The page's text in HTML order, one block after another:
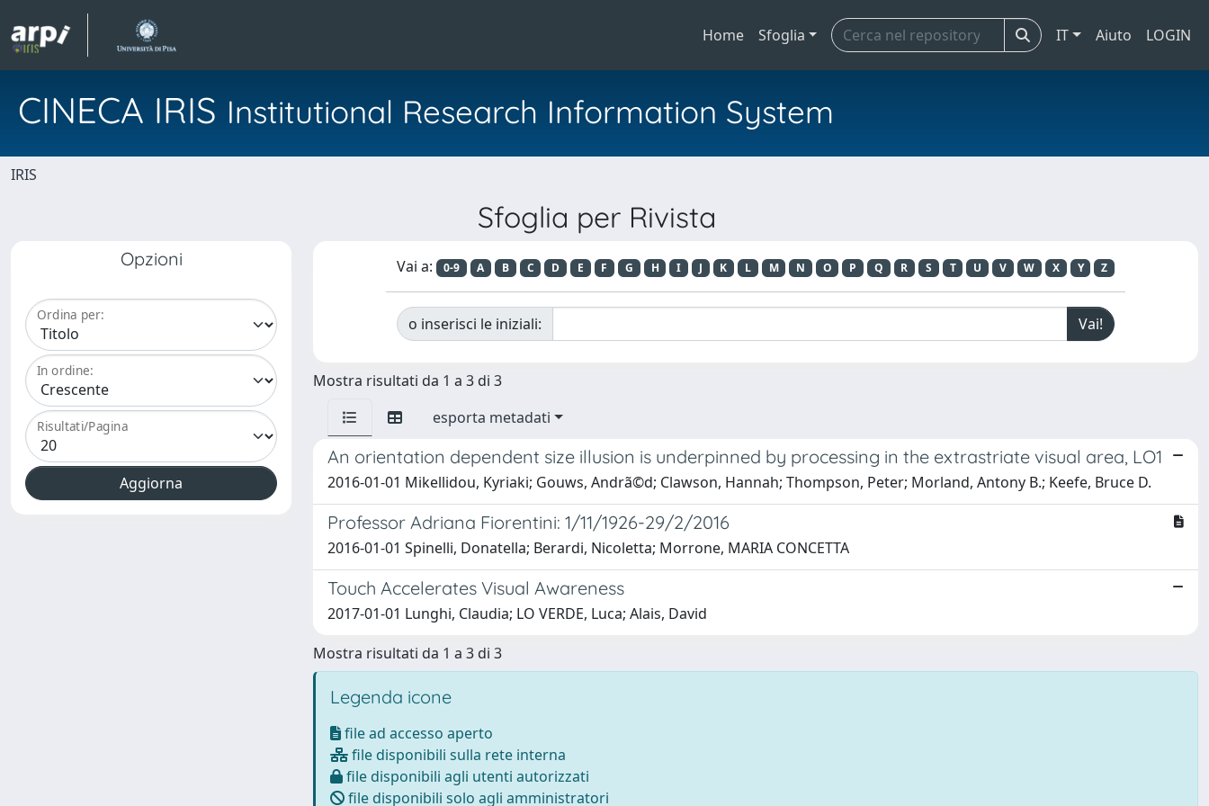
Home Sfoglia IT Aiuto LOGIN
CINECA IRIS Institutional Research Information System
IRIS
Sfoglia per Rivista
Opzioni
Ordina per:
In ordine:
Risultati/Pagina
Vai a: 0-9 A B C D E F G H I J K L M N O P Q R S T U V W X Y Z
o inserisci le iniziali:
Mostra risultati da 1 a 3 di 3
esporta metadati
An orientation dependent size illusion is underpinned by processing in the extrastriate visual area, LO1
2016-01-01 Mikellidou, Kyriaki; Gouws, Andrã©d; Clawson, Hannah; Thompson, Peter; Morland, Antony B.; Keefe, Bruce D.
Professor Adriana Fiorentini: 1/11/1926-29/2/2016
2016-01-01 Spinelli, Donatella; Berardi, Nicoletta; Morrone, MARIA CONCETTA
Touch Accelerates Visual Awareness
2017-01-01 Lunghi, Claudia; LO VERDE, Luca; Alais, David
Mostra risultati da 1 a 3 di 3
Legenda icone
file ad accesso aperto
file disponibili sulla rete interna
file disponibili agli utenti autorizzati
file disponibili solo agli amministratori